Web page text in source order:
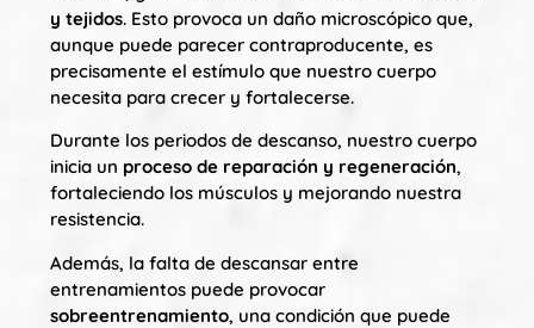
y tejidos. Esto provoca un daño microscópico que,
aunque puede parecer contraproducente, es
precisamente el estímulo que nuestro cuerpo
necesita para crecer y fortalecerse.
Durante los periodos de descanso, nuestro cuerpo
inicia un proceso de reparación y regeneración,
fortaleciendo los músculos y mejorando nuestra
resistencia.
Además, la falta de descansar entre
entrenamientos puede provocar
sobreentrenamiento, una condición que puede